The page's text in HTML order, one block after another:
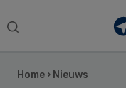
Search
Home › Nieuws
Sidebar